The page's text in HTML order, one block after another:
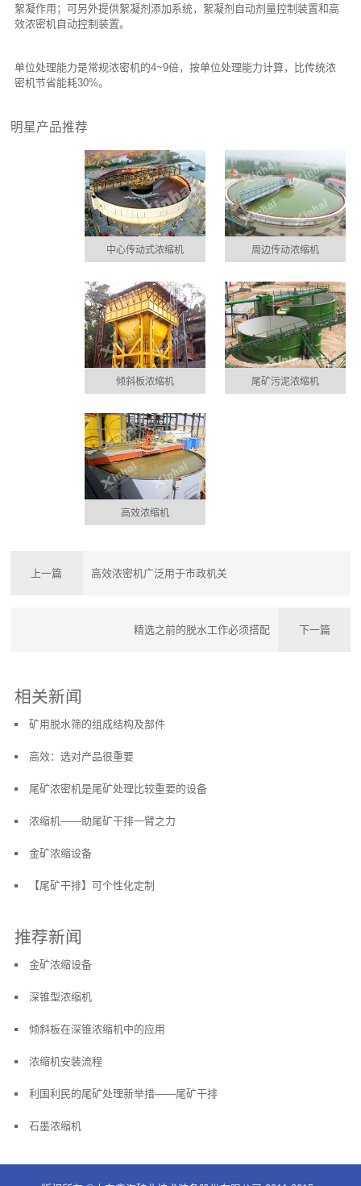
絮凝作用；可另外提供絮凝剂添加系统，絮凝剂自动剂量控制装置和高
效浓密机自动控制装置。
单位处理能力是常规浓密机的4~9倍，按单位处理能力计算，比传统浓
密机节省能耗30%。
明星产品推荐
中心传动式浓缩机 周边传动浓缩机
倾斜板浓缩机 尾矿污泥浓缩机
高效浓缩机
上一篇 高效浓密机广泛用于市政机关
精选之前的脱水工作必须搭配 下一篇
相关新闻
矿用脱水筛的组成结构及部件
高效：选对产品很重要
尾矿浓密机是尾矿处理比较重要的设备
浓缩机——助尾矿干排一臂之力
金矿浓缩设备
【尾矿干排】可个性化定制
推荐新闻
金矿浓缩设备
深锥型浓缩机
倾斜板在深锥浓缩机中的应用
浓缩机安装流程
利国利民的尾矿处理新举措——尾矿干排
石墨浓缩机